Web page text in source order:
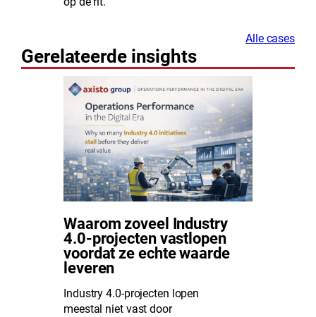
Alle cases
Gerelateerde insights
Waarom zoveel Industry
4.0-projecten vastlopen
voordat ze echte waarde
leveren
Industry 4.0-projecten lopen
meestal niet vast door